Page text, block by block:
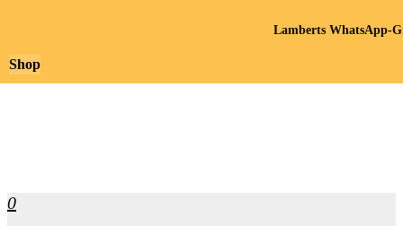
0
Shop
Lamberts WhatsApp-